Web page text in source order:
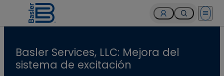
Open
Basler Services, LLC: Mejora del
sistema de excitación